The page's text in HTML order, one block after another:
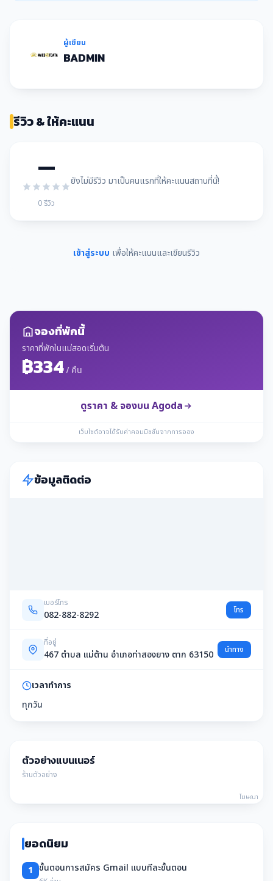
ผู้เขียน
BADMIN
รีวิว & ให้คะแนน
—
0 รีวิว
ยังไม่มีรีวิว มาเป็นคนแรกที่ให้คะแนนสถานที่นี้!
เข้าสู่ระบบ เพื่อให้คะแนนและเขียนรีวิว
จองที่พักนี้
ราคาที่พักในแม่สอดเริ่มต้น
฿334/ คืน
ดูราคา & จองบน Agoda
เว็บไซต์อาจได้รับค่าคอมมิชชั่นจากการจอง
ข้อมูลติดต่อ
เบอร์โทร
082-882-8292 โทร
ที่อยู่
467 ตำบล แม่ต้าน อำเภอท่าสองยาง ตาก 63150 นำทาง
เวลาทำการ
ทุกวัน
ตัวอย่างแบนเนอร์
ร้านตัวอย่าง
โฆษณา
ยอดนิยม
1 ขั้นตอนการสมัคร Gmail แบบทีละขั้นตอน